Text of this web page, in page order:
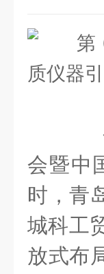
今
会暨中
时，青
城科工
放式布